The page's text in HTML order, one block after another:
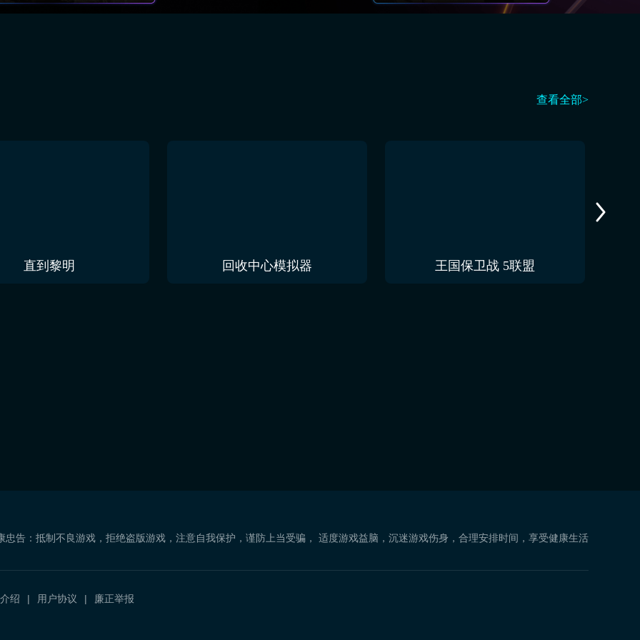
查看全部>
直到黎明 回收中心模拟器 王国保卫战 5联盟
忠告：抵制不良游戏，拒绝盗版游戏，注意自我保护，谨防上当受骗， 适度游戏益脑，沉迷游戏伤身，合理安排时间，享受健康生活
绍 用户协议 廉正举报